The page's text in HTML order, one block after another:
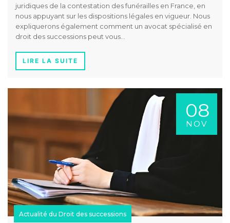
juridiques de la contestation des funérailles en France, en
nous appuyant sur les dispositions légales en vigueur. Nous
expliquerons également comment un avocat spécialisé en
droit des successions peut vous…
LIRE LA SUITE
08
NOV
Actualité du Droit des successions